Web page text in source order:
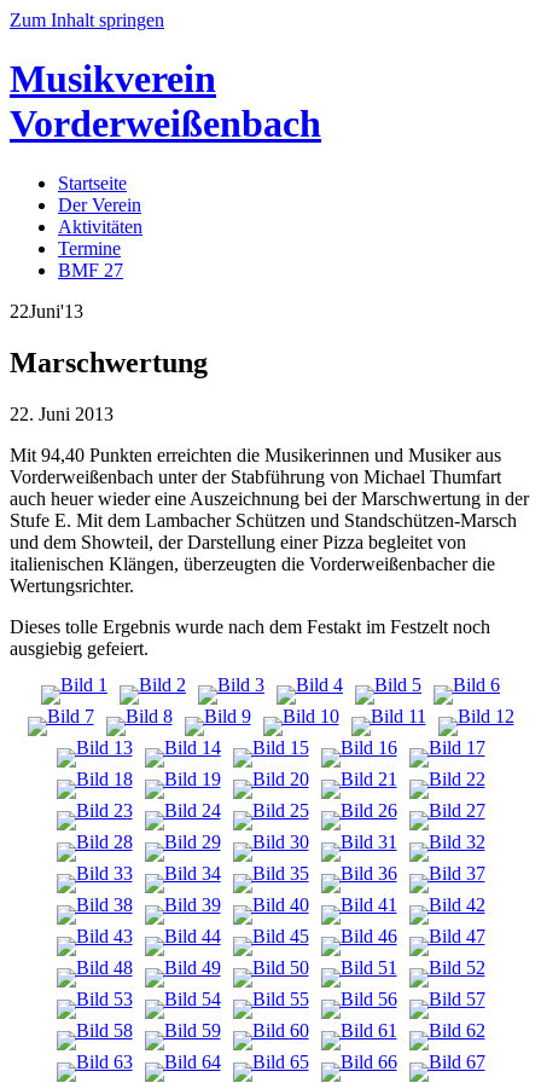
Zum Inhalt springen
Musikverein
Vorderweißenbach
Startseite
Der Verein
Aktivitäten
Termine
BMF 27
22Juni'13
Marschwertung
22. Juni 2013
Mit 94,40 Punkten erreichten die Musikerinnen und Musiker aus
Vorderweißenbach unter der Stabführung von Michael Thumfart
auch heuer wieder eine Auszeichnung bei der Marschwertung in der
Stufe E. Mit dem Lambacher Schützen und Standschützen-Marsch
und dem Showteil, der Darstellung einer Pizza begleitet von
italienischen Klängen, überzeugten die Vorderweißenbacher die
Wertungsrichter.
Dieses tolle Ergebnis wurde nach dem Festakt im Festzelt noch
ausgiebig gefeiert.